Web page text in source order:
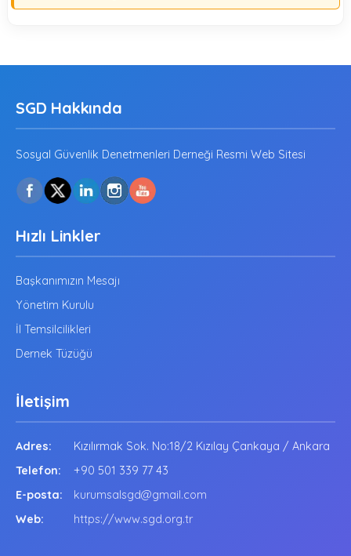
SGD Hakkında
Sosyal Güvenlik Denetmenleri Derneği Resmi Web Sitesi
Hızlı Linkler
Başkanımızın Mesajı
Yönetim Kurulu
İl Temsilcilikleri
Dernek Tüzüğü
İletişim
Adres:
Kızılırmak Sok. No:18/2 Kızılay Çankaya / Ankara
Telefon:
+90 501 339 77 43
E-posta:
kurumsalsgd@gmail.com
Web:
https://www.sgd.org.tr